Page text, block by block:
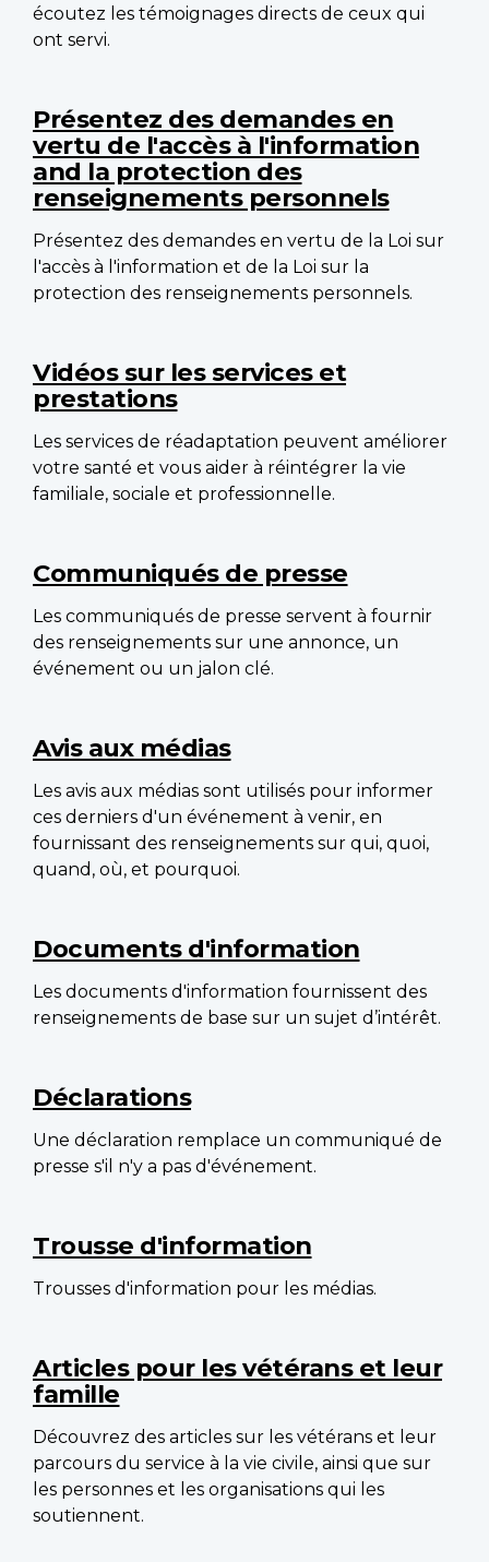
écoutez les témoignages directs de ceux qui
ont servi.
Présentez des demandes en
vertu de l'accès à l'information
and la protection des
renseignements personnels
Présentez des demandes en vertu de la Loi sur
l'accès à l'information et de la Loi sur la
protection des renseignements personnels.
Vidéos sur les services et
prestations
Les services de réadaptation peuvent améliorer
votre santé et vous aider à réintégrer la vie
familiale, sociale et professionnelle.
Communiqués de presse
Les communiqués de presse servent à fournir
des renseignements sur une annonce, un
événement ou un jalon clé.
Avis aux médias
Les avis aux médias sont utilisés pour informer
ces derniers d'un événement à venir, en
fournissant des renseignements sur qui, quoi,
quand, où, et pourquoi.
Documents d'information
Les documents d'information fournissent des
renseignements de base sur un sujet d’intérêt.
Déclarations
Une déclaration remplace un communiqué de
presse s'il n'y a pas d'événement.
Trousse d'information
Trousses d'information pour les médias.
Articles pour les vétérans et leur
famille
Découvrez des articles sur les vétérans et leur
parcours du service à la vie civile, ainsi que sur
les personnes et les organisations qui les
soutiennent.